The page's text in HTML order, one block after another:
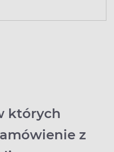
których
z